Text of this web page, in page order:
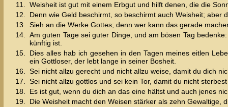
11.
Weisheit ist gut mit einem Erbgut und hilft denen, die die
12.
Denn wie Geld beschirmt, so beschirmt auch Weisheit; aber
13.
Sieh an die Werke Gottes; denn wer kann das gerade
14.
Am guten Tage sei guter Dinge, und am bösen Tag
künftig ist.
15.
Dies alles hab ich gesehen in den Tagen meines eitlen
ein Gottloser, der lebt lange in seiner Bosheit.
16.
Sei nicht allzu gerecht und nicht allzu weise, damit du dich
17.
Sei nicht allzu gottlos und sei kein Tor, damit du nicht
18.
Es ist gut, wenn du dich an das eine hältst und auch jenes
19.
Die Weisheit macht den Weisen stärker als zehn Gewaltige,